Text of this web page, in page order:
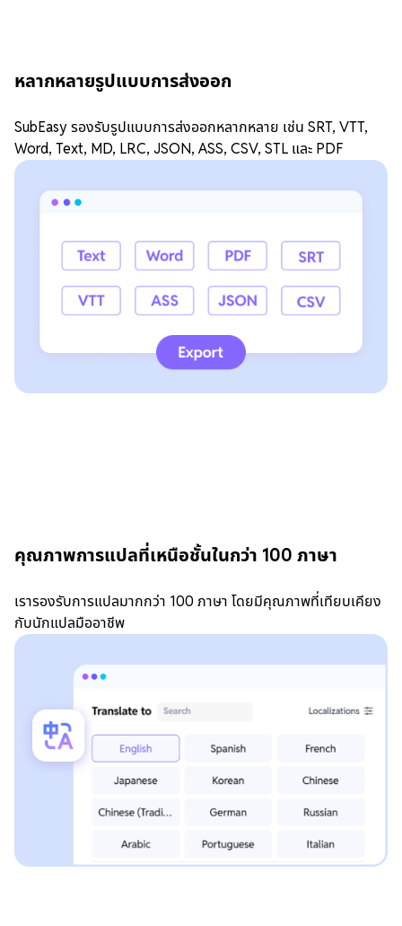
หลากหลายรูปแบบการส่งออก
SubEasy รองรับรูปแบบการส่งออกหลากหลาย เช่น SRT, VTT,
Word, Text, MD, LRC, JSON, ASS, CSV, STL และ PDF
คุณภาพการแปลที่เหนือชั้นในกว่า 100 ภาษา
เรารองรับการแปลมากกว่า 100 ภาษา โดยมีคุณภาพที่เทียบเคียง
กับนักแปลมืออาชีพ